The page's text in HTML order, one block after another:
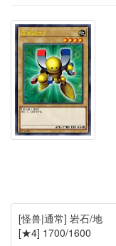
[怪兽|通常] 岩石/地
[★4] 1700/1600